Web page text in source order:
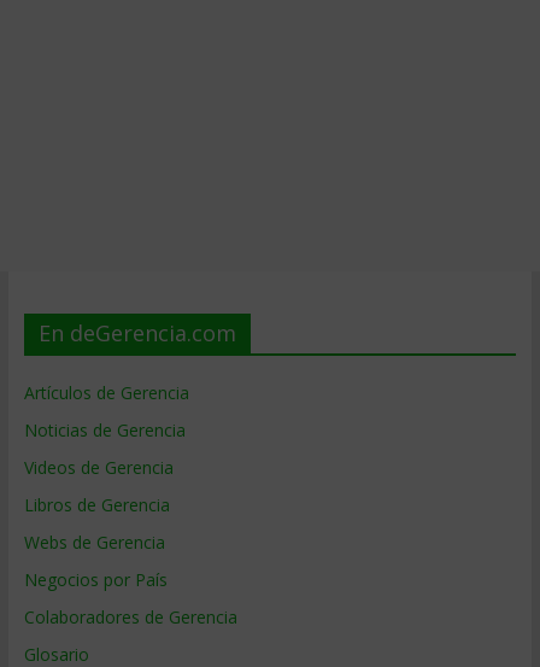
En deGerencia.com
Artículos de Gerencia
Noticias de Gerencia
Videos de Gerencia
Libros de Gerencia
Webs de Gerencia
Negocios por País
Colaboradores de Gerencia
Glosario